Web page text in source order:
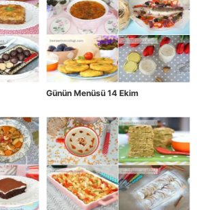
Günün Menüsü 14 Ekim